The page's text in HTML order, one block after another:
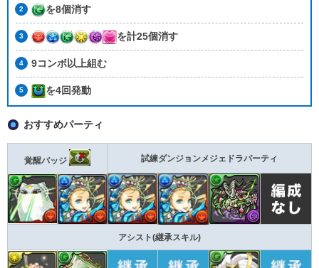
を8個消す
を計25個消す
9コンボ以上組む
を4回発動
おすすめパーティ
覚醒バッジ 試練ダンジョンメジェドラパーティ
アシスト(継承スキル)